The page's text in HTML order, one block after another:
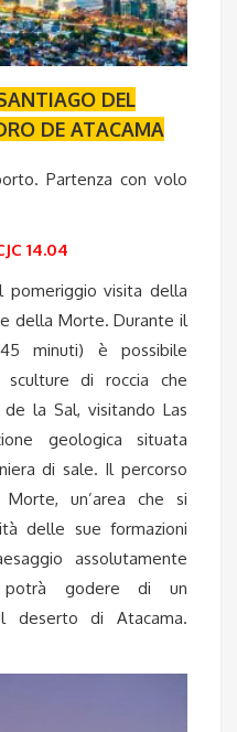
DEL
DE ATACAMA
Partenza con volo
14.04
pomeriggio visita della
della Morte. Durante il
minuti) è possibile
sculture di roccia che
la Sal, visitando Las
geologica situata
di sale. Il percorso
un’area che si
delle sue formazioni
assolutamente
godere di un
deserto di Atacama.